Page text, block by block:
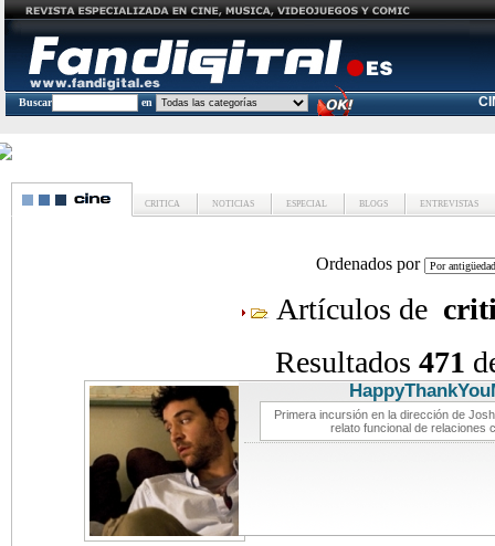
Buscar en
CRITICA NOTICIAS ESPECIAL BLOGS ENTREVISTAS
Ordenados por
Artículos de
Resultados 471
Primera incursión en la dirección de
relato funcional de relaciones